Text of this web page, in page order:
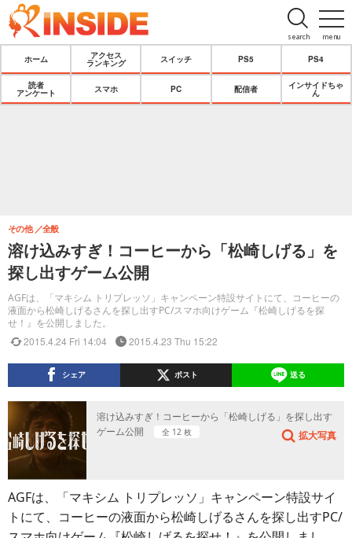
menu
search
ホーム
アクセス
ランキング
スイッチ PS5 PS4
読者
アンケート
スマホ PC 配信者
インサイドちゃ
ん
溶け込みすぎ！コーヒーから「松崎しげる」を
探し出すゲーム公開
AGFは、「マキシム トリプレッソ」キャンペーン特設サイトにて、コーヒーの
液面から松崎しげるさんを探し出すPC/スマホ向けゲーム『松崎しげるを探
せ！』を公開しました。
その他 全般
2015.4.24 Fri 14:04 2015.4.23 Thu 15:22
シェア ポスト 送る
溶け込みすぎ！コーヒーから「松崎しげる」を探し出す
ゲーム公開
全 12 枚 拡大写真
AGFは、「マキシム トリプレッソ」キャンペーン特設サイ
トにて、コーヒーの液面から松崎しげるさんを探し出すPC/